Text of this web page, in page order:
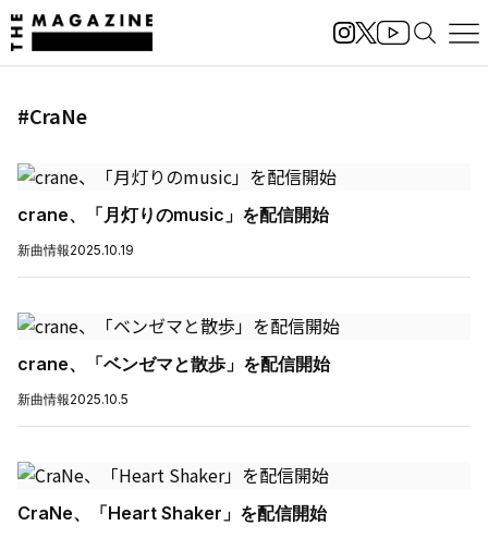
#CraNe
crane、「月灯りのmusic」を配信開始
新曲情報2025.10.19
crane、「ベンゼマと散歩」を配信開始
新曲情報2025.10.5
CraNe、「Heart Shaker」を配信開始